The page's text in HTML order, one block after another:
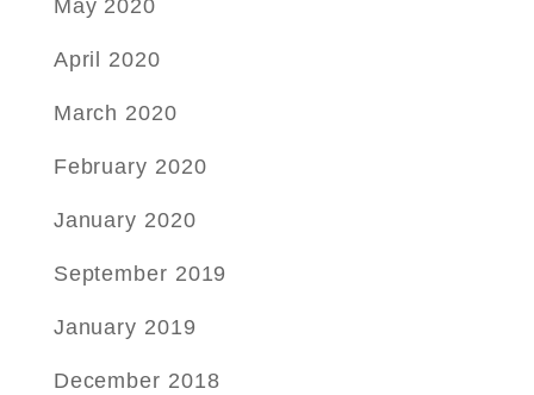
May 2020
April 2020
March 2020
February 2020
January 2020
September 2019
January 2019
December 2018